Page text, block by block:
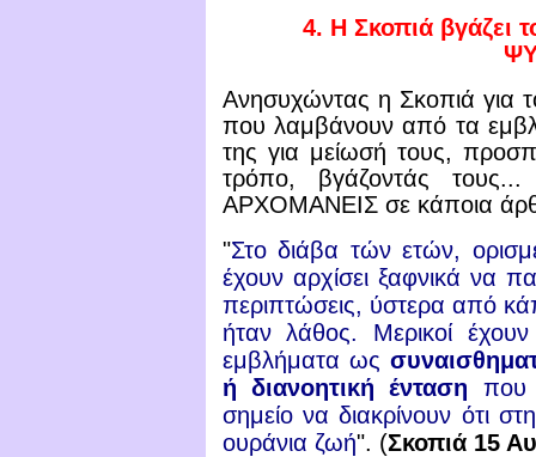
4. Η Σκοπιά
Ανησυχώντας η Σκοπιά για
που λαμβάνουν από τα
της για μείωσή τους,
τρόπο, βγάζοντάς
ΑΡΧΟΜΑΝΕΙΣ σε κάποια
"Στο διάβα τών ετών,
έχουν αρχίσει ξαφνικά να
περιπτώσεις, ύστερα από
ήταν λάθος. Μερικοί
εμβλήματα ως
ή διανοητική ένταση που
σημείο να διακρίνουν ότι
ουράνια ζωή". (Σκοπιά 15